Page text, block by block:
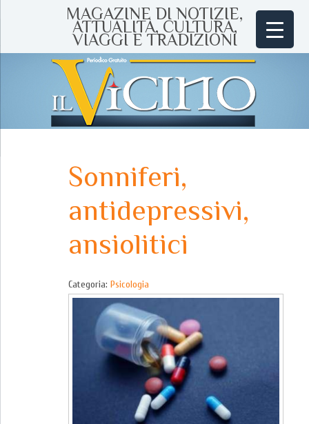
MAGAZINE DI NOTIZIE,
ATTUALITÀ, CULTURA,
VIAGGI E TRADIZIONI
Sonniferi,
antidepressivi,
ansiolitici
Categoria: Psicologia